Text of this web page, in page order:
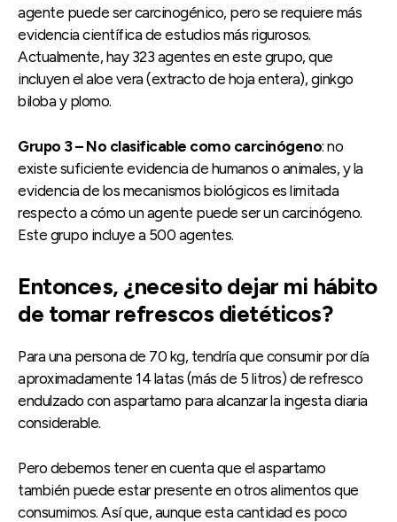
agente puede ser carcinogénico, pero se requiere más
evidencia científica de estudios más rigurosos.
Actualmente, hay 323 agentes en este grupo, que
incluyen el aloe vera (extracto de hoja entera), ginkgo
biloba y plomo.
Grupo 3 – No clasificable como carcinógeno: no
existe suficiente evidencia de humanos o animales, y la
evidencia de los mecanismos biológicos es limitada
respecto a cómo un agente puede ser un carcinógeno.
Este grupo incluye a 500 agentes.
Entonces, ¿necesito dejar mi hábito
de tomar refrescos dietéticos?
Para una persona de 70 kg, tendría que consumir por día
aproximadamente 14 latas (más de 5 litros) de refresco
endulzado con aspartamo para alcanzar la ingesta diaria
considerable.
Pero debemos tener en cuenta que el aspartamo
también puede estar presente en otros alimentos que
consumimos. Así que, aunque esta cantidad es poco